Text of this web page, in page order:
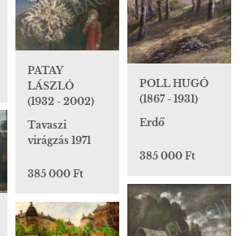
POLL HUGÓ
(1867 - 1931)
Erdő
385 000 Ft
PATAY
LÁSZLÓ
(1932 - 2002)
Tavaszi
virágzás 1971
385 000 Ft